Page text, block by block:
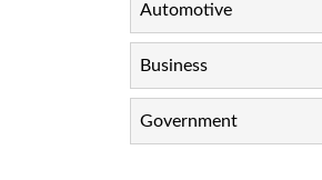
Automotive
Business
Government